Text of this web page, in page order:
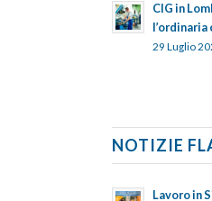
CIG in
29 Luglio
NOTIZIE
Lavoro in